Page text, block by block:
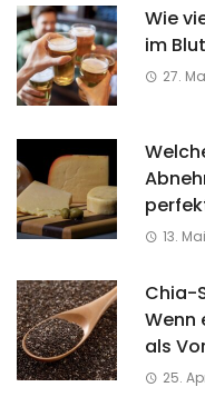
Wie
im
27.
13.
Chia-
Wenn
als
25.